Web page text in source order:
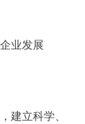
业发展
建立科学、